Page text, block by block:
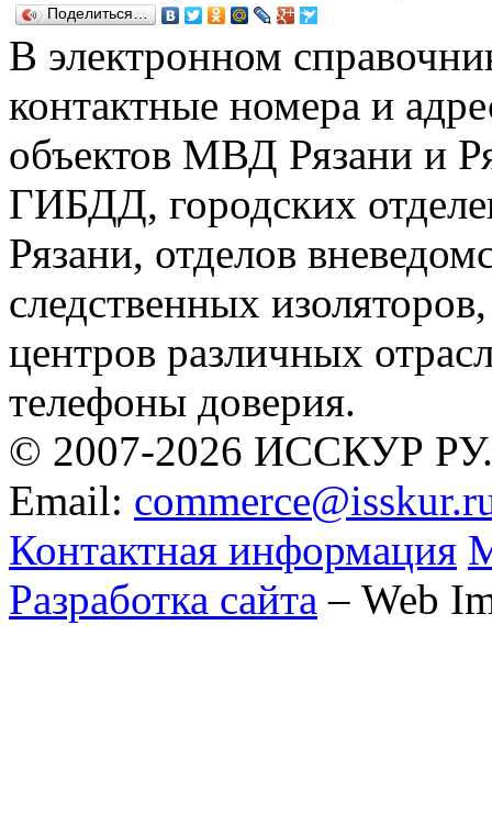
Поделиться…
В электронном
контактные номера и
объектов МВД Рязани и
ГИБДД, городских
Рязани, отделов
следственных
центров различных
телефоны доверия.
© 2007-2026 ИССКУР РУ.
Email:
Контактная информация
Разработка сайта – Web